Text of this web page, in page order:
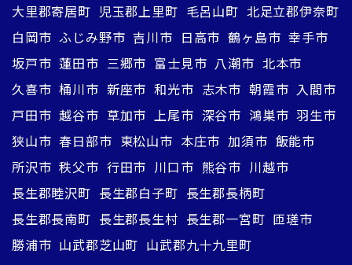
大里郡寄居町 児玉郡上里町 毛呂山町 北足立郡伊奈町
白岡市 ふじみ野市 吉川市 日高市 鶴ヶ島市 幸手市
坂戸市 蓮田市 三郷市 富士見市 八潮市 北本市
久喜市 桶川市 新座市 和光市 志木市 朝霞市 入間市
戸田市 越谷市 草加市 上尾市 深谷市 鴻巣市 羽生市
狭山市 春日部市 東松山市 本庄市 加須市 飯能市
所沢市 秩父市 行田市 川口市 熊谷市 川越市
長生郡睦沢町 長生郡白子町 長生郡長柄町
長生郡長南町 長生郡長生村 長生郡一宮町 匝瑳市
勝浦市 山武郡芝山町 山武郡九十九里町